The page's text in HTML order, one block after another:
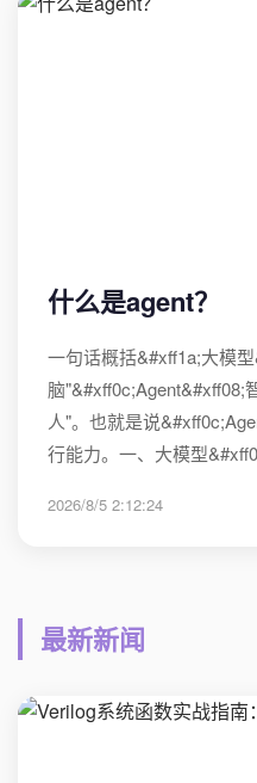
什么是agent？
一句话概括&#xff1a;大模
脑"&#xff0c;Agent&#xff08;
人"。也就是说
行能力。一、大模型
2026/8/5 2:12:24
最新新闻